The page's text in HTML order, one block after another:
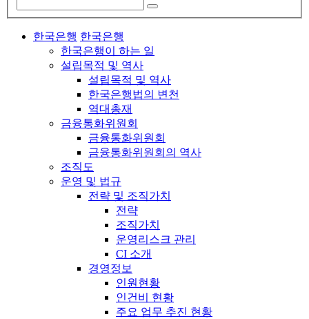
한국은행 한국은행
한국은행이 하는 일
설립목적 및 역사
설립목적 및 역사
한국은행법의 변천
역대총재
금융통화위원회
금융통화위원회
금융통화위원회의 역사
조직도
운영 및 법규
전략 및 조직가치
전략
조직가치
운영리스크 관리
CI 소개
경영정보
인원현황
인건비 현황
주요 업무 추진 현황